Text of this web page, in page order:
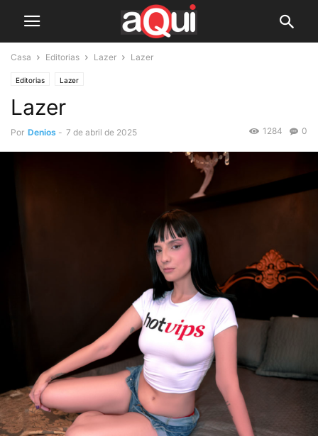
Casa Editorias Lazer Lazer
Editorias Lazer
Lazer
Por Denios - 7 de abril de 2025 0
1284